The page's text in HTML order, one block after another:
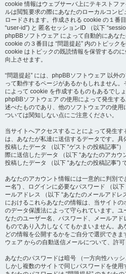
cookie 情報はウェブサーバ上にテキストフ
ルは閲覧要求の際にあなたのローカルコン
ロードされます。作成される cookie の１番
“user-id”) と 匿名セッションID （以下
phpBBソフトウェア によって自動的にあな
cookie の３番目は “問題提起” 内のトピック
cookie はトピックの既読情報を保管するの
向上させます。
“問題提起” には、phpBBソフトウェア 以外
って動作するページがあるかもしれません
によって cookie を作成するものもあるでし
phpBBソフトウェア の使用によって発生す
述べたものであり、他のソフトウェアの使
ついては関知しない点にご注意ください。
当サイトへアクセスすることによって発生
は、あなたが私達に送信するデータです。
投稿したデータ （以下 “ゲストの投稿記事”
際に送信したデータ （以下 “あなたのアカウ
投稿したデータ （以下 “あなたの投稿記事”)
あなたのアカウント情報には一意的に判別で
ー名”) 、ログインに必要なパスワード （以
ールアドレス （以下 “あなたのメールアドレ
におけるこれらあなたの情報は、当サイト
のデータ保護法によって守られています。
なたのユーザー名、パスワード、メールア
ものであり入力しなくてもかまいません。
どの情報を公開するかをご自分で選択でき
ウェア からの自動送信メールについて、許可
あなたのパスワードは暗号 （一方向性ハッ
しかし複数のサイトで同じパスワードを使用